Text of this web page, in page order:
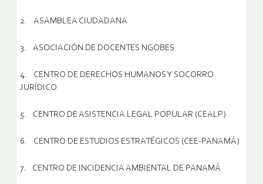
2. ASAMBLEA CIUDADANA
3. ASOCIACIÓN DE DOCENTES NGOBES
4. CENTRO DE DERECHOS HUMANOS Y SOCORRO
JURÍDICO
5. CENTRO DE ASISTENCIA LEGAL POPULAR (CEALP)
6. CENTRO DE ESTUDIOS ESTRATÉGICOS (CEE-PANAMÁ)
7. CENTRO DE INCIDENCIA AMBIENTAL DE PANAMÁ